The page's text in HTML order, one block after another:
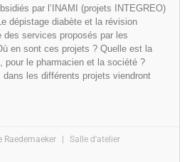
par l’INAMI (projets INTEGREO)
dépistage diabète et la révision
des services proposés par les
en sont ces projets ? Quelle est la
pour le pharmacien et la société ?
dans les différents projets viendront
Raedemaeker
Salle d'atelier